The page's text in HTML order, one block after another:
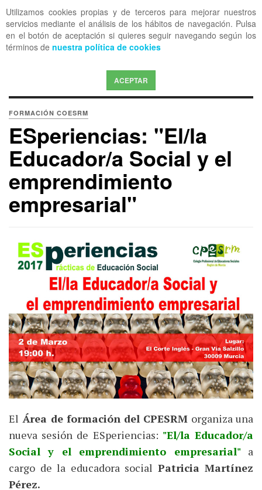
Utilizamos cookies propias y de terceros para mejorar nuestros
servicios mediante el análisis de los hábitos de navegación. Pulsa
en el botón de aceptación si quieres seguir navegando según los
términos de nuestra política de cookies
ACEPTAR
OFF CANVAS
FORMACIÓN COESRM
ESperiencias: "El/la
Educador/a Social y el
emprendimiento
empresarial"
El Área de formación del CPESRM organiza una
nueva sesión de ESperiencias: "El/la Educador/a
Social y el emprendimiento empresarial"a
cargo de la educadora social Patricia Martínez
Pérez.